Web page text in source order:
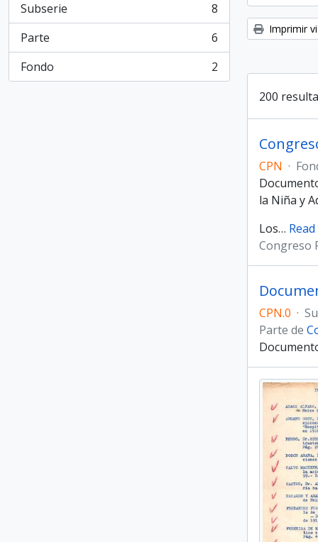
Subserie
, 8 resultados
8
Parte
, 6 resultados
6
Fondo
, 2 resultados 2
Imprimir
200
CPN ·
la Niña y
Los…
Congreso
CPN.0 ·
Parte de